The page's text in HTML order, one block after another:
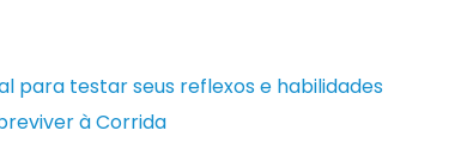
para testar seus reflexos e habilidades
à Corrida